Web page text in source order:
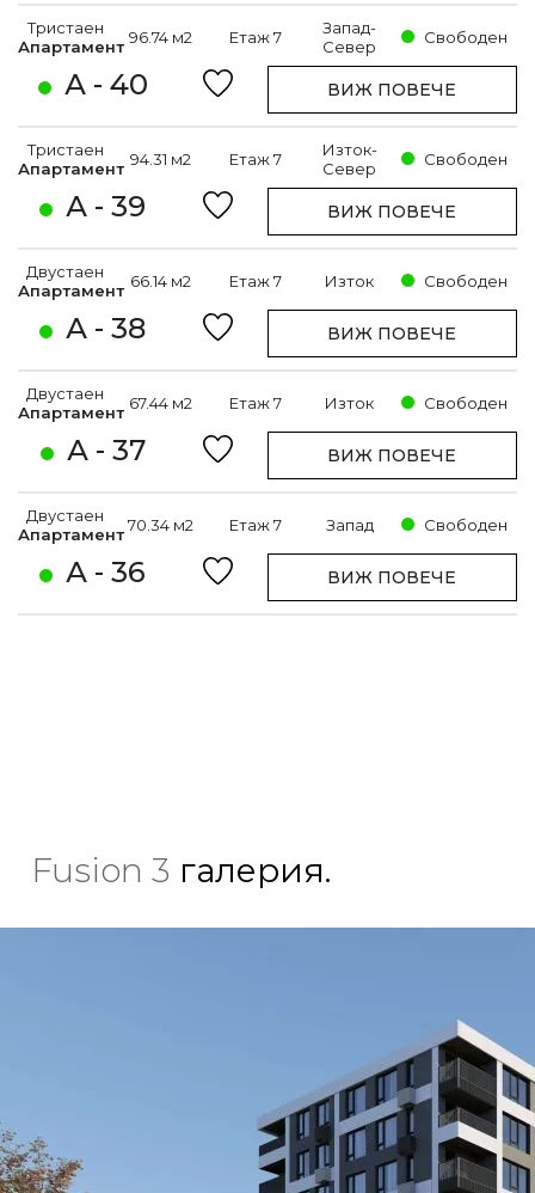
А - 40
Тристаен
Апартамент 96.74 м2 Етаж 7
Запад-
Север
Свободен
ВИЖ ПОВЕЧЕ
А - 39
Тристаен
Апартамент 94.31 м2 Етаж 7
Изток-
Север
Свободен
ВИЖ ПОВЕЧЕ
А - 38
Двустаен
Апартамент 66.14 м2 Етаж 7 Изток Свободен
ВИЖ ПОВЕЧЕ
А - 37
Двустаен
Апартамент 67.44 м2 Етаж 7 Изток Свободен
ВИЖ ПОВЕЧЕ
А - 36
Двустаен
Апартамент70.34 м2 Етаж 7 Запад Свободен
ВИЖ ПОВЕЧЕ
Fusion 3 галерия.